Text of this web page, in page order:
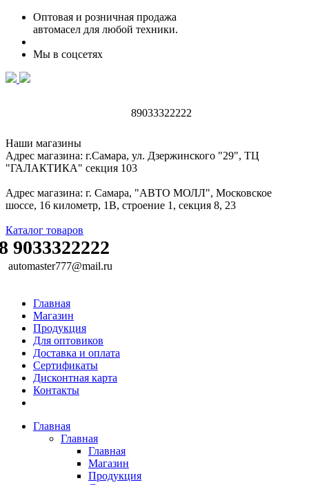
Оптовая и розничная продажа
автомасел для любой техники.
Мы в соцсетях
89033322222
Наши магазины
Адрес магазина: г.Самара, ул. Дзержинского "29", ТЦ
"ГАЛАКТИКА" секция 103
Адрес магазина: г. Самара, "АВТО МОЛЛ", Московское
шоссе, 16 километр, 1В, строение 1, секция 8, 23
Каталог товаров
9033322222
automaster777@mail.ru
Главная
Магазин
Продукция
Для оптовиков
Доставка и оплата
Сертификаты
Дисконтная карта
Контакты
Главная
Главная
Главная
Магазин
Продукция